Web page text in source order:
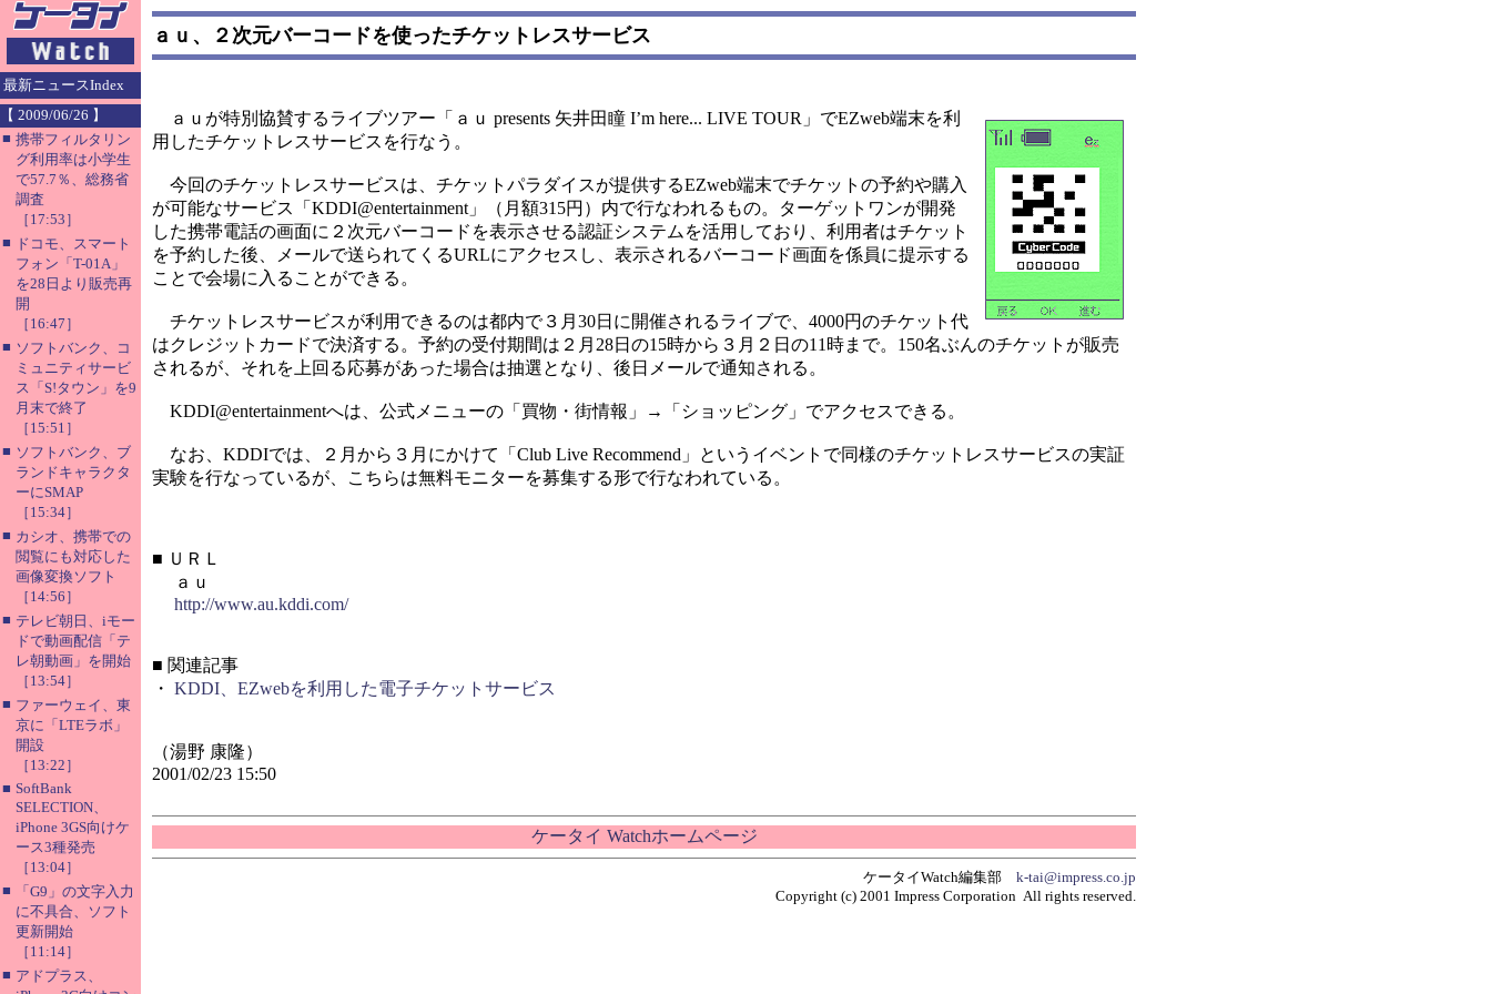
最新ニュースIndex
【 2009/06/26 】
■ 携帯フィルタリン
グ利用率は小学生
で57.7％、総務省
調査
［17:53］
■ ドコモ、スマート
フォン「T-01A」
を28日より販売再
開
［16:47］
■ ソフトバンク、コ
ミュニティサービ
ス「S!タウン」を9
月末で終了
［15:51］
■ ソフトバンク、ブ
ランドキャラクタ
ーにSMAP
［15:34］
■ カシオ、携帯での
閲覧にも対応した
画像変換ソフト
［14:56］
■ テレビ朝日、iモー
ドで動画配信「テ
レ朝動画」を開始
［13:54］
■ ファーウェイ、東
京に「LTEラボ」
開設
［13:22］
■ SoftBank
SELECTION、
iPhone 3GS向けケ
ース3種発売
［13:04］
■
「G9」の文字入力
に不具合、ソフト
更新開始
［11:14］
■ アドプラス、
ａｕ、２次元バーコードを使ったチケットレスサービス
ａｕが特別協賛するライブツアー「ａｕ presents 矢井田瞳 I’m here... LIVE TOUR」でEZweb端末を利
用したチケットレスサービスを行なう。
今回のチケットレスサービスは、チケットパラダイスが提供するEZweb端末でチケットの予約や購入
が可能なサービス「KDDI@entertainment」（月額315円）内で行なわれるもの。ターゲットワンが開発
した携帯電話の画面に２次元バーコードを表示させる認証システムを活用しており、利用者はチケット
を予約した後、メールで送られてくるURLにアクセスし、表示されるバーコード画面を係員に提示する
ことで会場に入ることができる。
チケットレスサービスが利用できるのは都内で３月30日に開催されるライブで、4000円のチケット代
はクレジットカードで決済する。予約の受付期間は２月28日の15時から３月２日の11時まで。150名ぶんのチケットが販売
されるが、それを上回る応募があった場合は抽選となり、後日メールで通知される。
KDDI@entertainmentへは、公式メニューの「買物・街情報」→「ショッピング」でアクセスできる。
なお、KDDIでは、２月から３月にかけて「Club Live Recommend」というイベントで同様のチケットレスサービスの実証
実験を行なっているが、こちらは無料モニターを募集する形で行なわれている。
■ ＵＲＬ
ａｕ
http://www.au.kddi.com/
■ 関連記事
・ KDDI、EZwebを利用した電子チケットサービス
（湯野 康隆）
2001/02/23 15:50
ケータイ Watchホームページ
ケータイWatch編集部 k-tai@impress.co.jp
Copyright (c) 2001 Impress Corporation All rights reserved.